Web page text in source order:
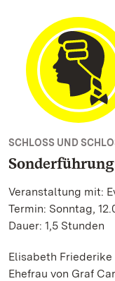
SCHLOSS UND
Veranstaltung mit:
Termin: Sonntag,
Dauer: 1,5 Stunden
Elisabeth
Ehefrau von Graf